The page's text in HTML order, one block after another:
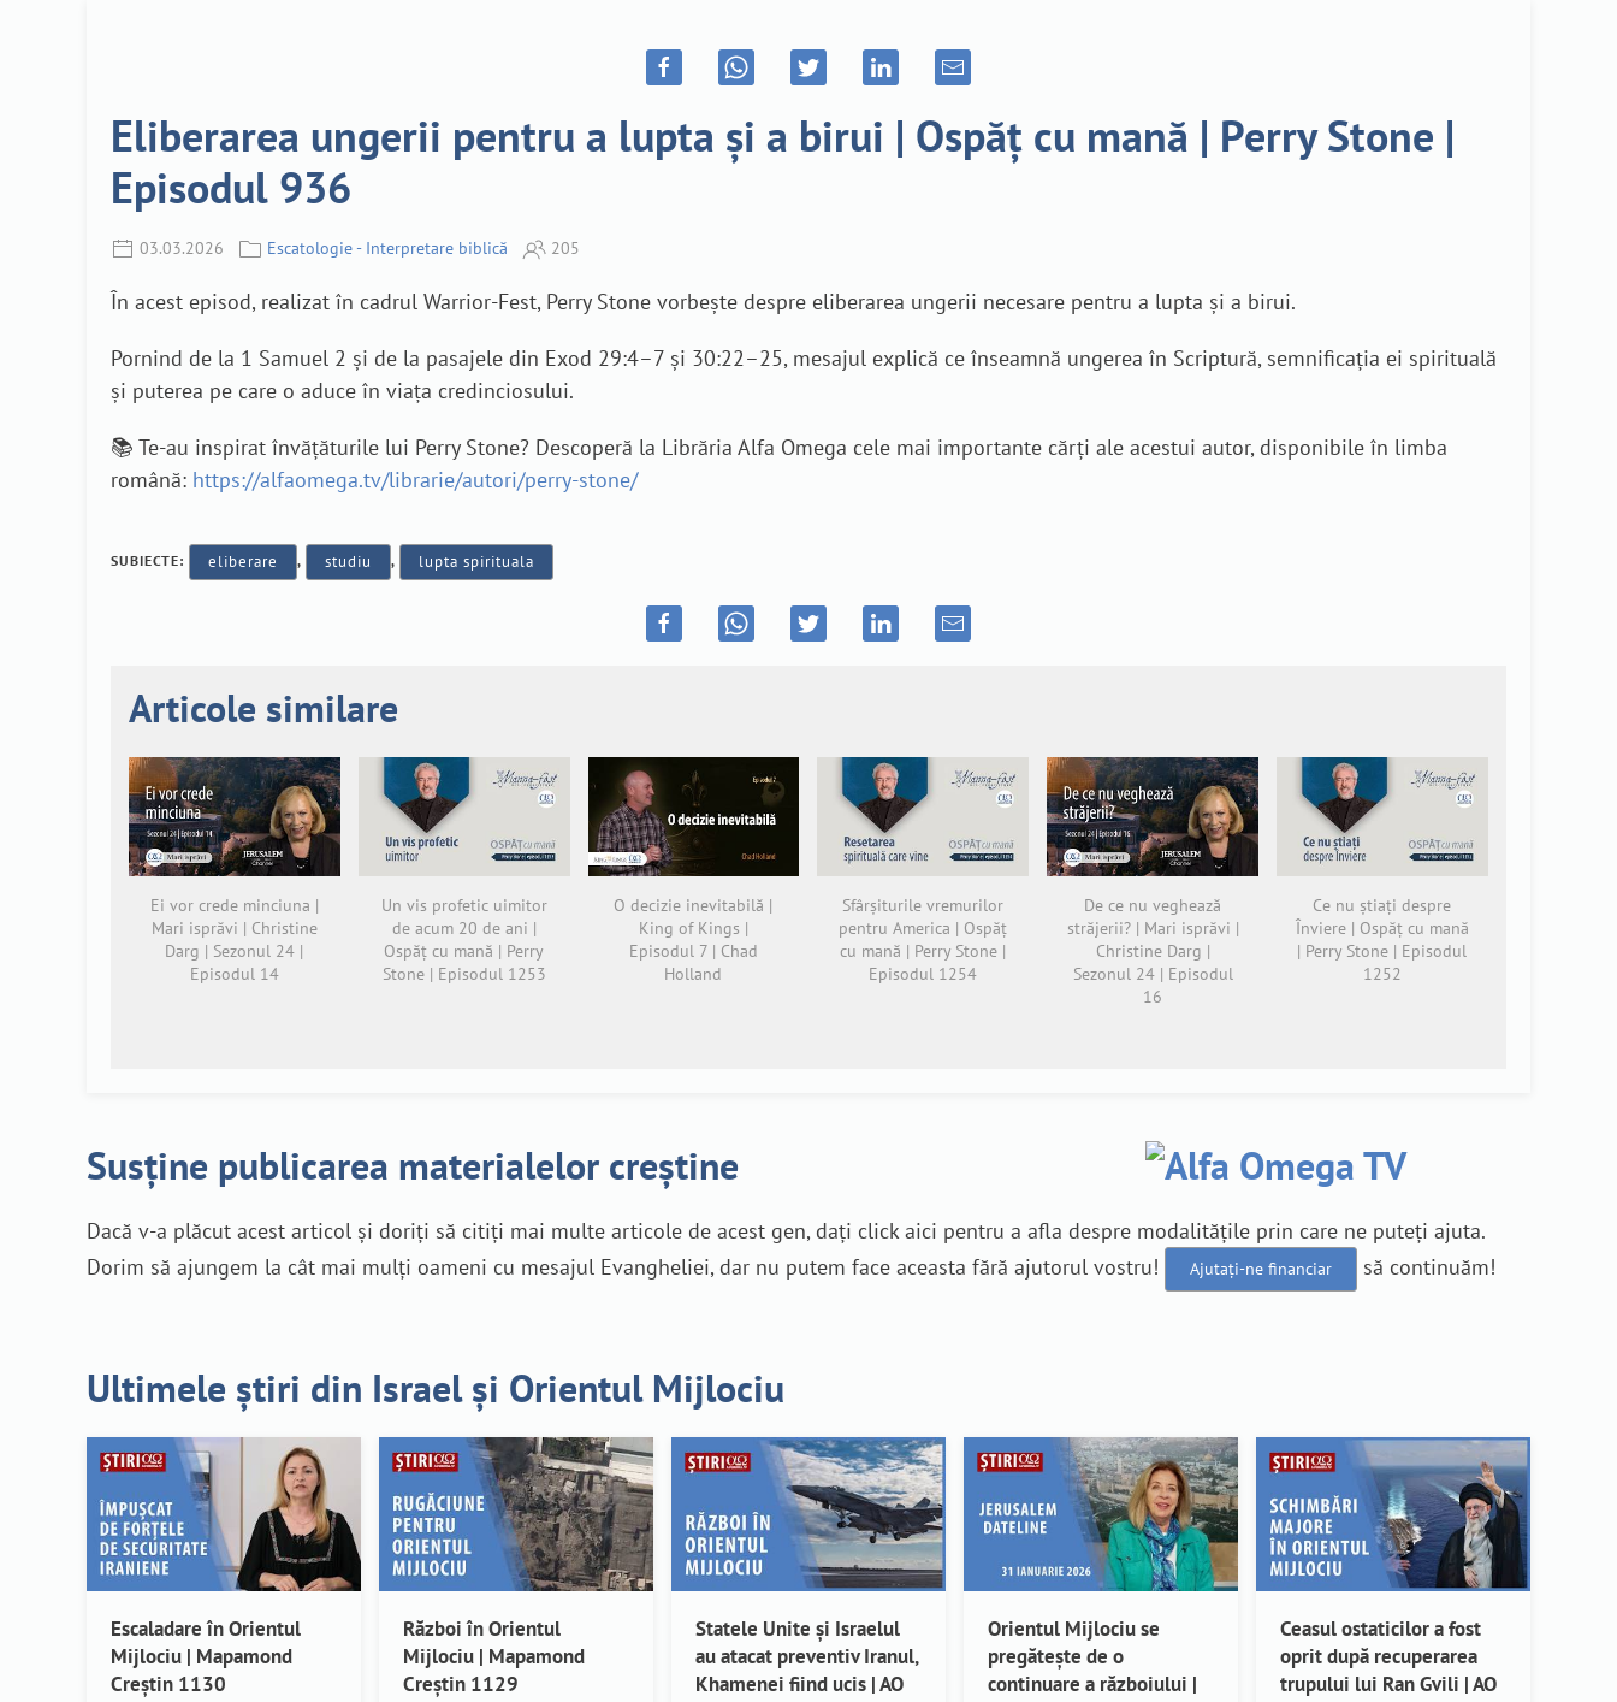
Eliberarea ungerii pentru a lupta și a birui | Ospăț cu mană | Perry Stone |
Episodul 936
03.03.2026 Escatologie - Interpretare biblică 205
În acest episod, realizat în cadrul Warrior-Fest, Perry Stone vorbește despre eliberarea ungerii necesare pentru a lupta și a birui.
Pornind de la 1 Samuel 2 și de la pasajele din Exod 29:4–7 și 30:22–25, mesajul explică ce înseamnă ungerea în Scriptură, semnificația ei spirituală
și puterea pe care o aduce în viața credinciosului.
📚 Te-au inspirat învățăturile lui Perry Stone? Descoperă la Librăria Alfa Omega cele mai importante cărți ale acestui autor, disponibile în limba
română: https://alfaomega.tv/librarie/autori/perry-stone/
SUBIECTE: eliberare , studiu , lupta spirituala
Articole similare
Ei vor crede minciuna |
Mari isprăvi | Christine
Darg | Sezonul 24 |
Episodul 14
Un vis profetic uimitor
de acum 20 de ani |
Ospăț cu mană | Perry
Stone | Episodul 1253
O decizie inevitabilă |
King of Kings |
Episodul 7 | Chad
Holland
Sfârșiturile vremurilor
pentru America | Ospăț
cu mană | Perry Stone |
Episodul 1254
De ce nu veghează
străjerii? | Mari isprăvi |
Christine Darg |
Sezonul 24 | Episodul
16
Ce nu știați despre
Înviere | Ospăț cu mană
| Perry Stone | Episodul
1252
Susține publicarea materialelor creștine
Dacă v-a plăcut acest articol și doriți să citiți mai multe articole de acest gen, dați click aici pentru a afla despre modalitățile prin care ne puteți ajuta.
Dorim să ajungem la cât mai mulți oameni cu mesajul Evangheliei, dar nu putem face aceasta fără ajutorul vostru!
Ajutați-ne financiar să continuăm!
Ultimele știri din Israel și Orientul Mijlociu
Escaladare în Orientul
Mijlociu | Mapamond
Creștin 1130
Război în Orientul
Mijlociu | Mapamond
Creștin 1129
Statele Unite și Israelul
au atacat preventiv Iranul,
Khamenei fiind ucis | AO
Orientul Mijlociu se
pregătește de o
continuare a războiului |
Ceasul ostaticilor a fost
oprit după recuperarea
trupului lui Ran Gvili | AO